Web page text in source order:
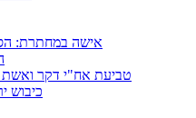
אישה במחתרת:
טביעת אח"י דקר ואשת
כיבוש